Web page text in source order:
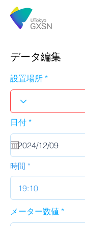
データ編集
設置場所
日付 *r
u
i
d
時間
19:10
メーター数値